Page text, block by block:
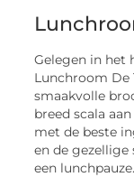
Gelegen in het
Lunchroom De
smaakvolle
breed scala
met de beste
en de gezellige
een lunchpauze.